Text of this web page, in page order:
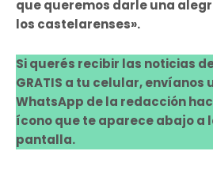
que queremos darle una
los castelarenses».
Si querés recibir las noticias
GRATIS a tu celular, envíanos
WhatsApp de la redacción
ícono que te aparece abajo a
pantalla.